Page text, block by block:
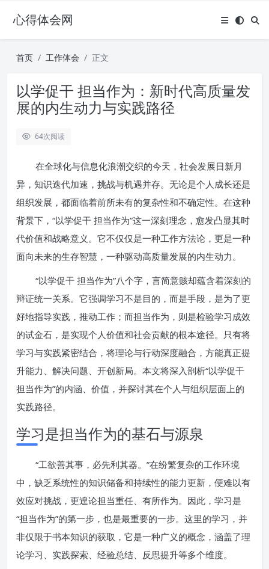
心得体会网
首页 工作体会 正文
以学促干 担当作为：新时代高质量发
展的内生动力与实践路径
64次阅读
在全球化与信息化浪潮交织的今天，社会发展日新月
异，知识迭代加速，挑战与机遇并存。无论是个人成长还是
组织发展，都面临着前所未有的复杂性和不确定性。在这种
背景下，“以学促干 担当作为”这一深刻理念，愈发凸显其时
代价值和战略意义。它不仅仅是一种工作方法论，更是一种
面向未来的生存智慧，一种驱动高质量发展的内生动力。
“以学促干 担当作为”八个字，言简意赅却蕴含着深刻的
辩证统一关系。它强调学习不是目的，而是手段，是为了更
好地指导实践，推动工作；而担当作为，则是检验学习成效
的试金石，是实现个人价值和社会贡献的根本途径。只有将
学习与实践紧密结合，将理论与行动深度融合，方能真正提
升能力、解决问题、开创新局。本文将深入剖析“以学促干
担当作为”的内涵、价值，并探讨其在个人与组织层面上的
实践路径。
学习是担当作为的基石与源泉
“工欲善其事，必先利其器。”在纷繁复杂的工作环境
中，缺乏系统性的知识储备和持续性的能力更新，便难以有
效应对挑战，更遑论担当重任、有所作为。因此，学习是
“担当作为”的第一步，也是最重要的一步。这里的学习，并
非仅限于书本知识的获取，它是一种广义的概念，涵盖了理
论学习、实践探索、经验总结、反思提升等多个维度。